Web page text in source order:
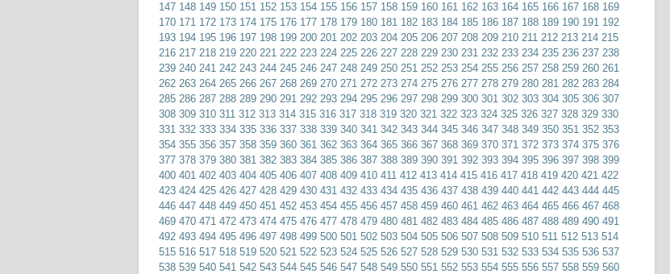
147 148 149 150 151 152 153 154 155 156 157 158 159 160 161 162 163 164 165 166 167 168 169
170 171 172 173 174 175 176 177 178 179 180 181 182 183 184 185 186 187 188 189 190 191 192
193 194 195 196 197 198 199 200 201 202 203 204 205 206 207 208 209 210 211 212 213 214 215
216 217 218 219 220 221 222 223 224 225 226 227 228 229 230 231 232 233 234 235 236 237 238
239 240 241 242 243 244 245 246 247 248 249 250 251 252 253 254 255 256 257 258 259 260 261
262 263 264 265 266 267 268 269 270 271 272 273 274 275 276 277 278 279 280 281 282 283 284
285 286 287 288 289 290 291 292 293 294 295 296 297 298 299 300 301 302 303 304 305 306 307
308 309 310 311 312 313 314 315 316 317 318 319 320 321 322 323 324 325 326 327 328 329 330
331 332 333 334 335 336 337 338 339 340 341 342 343 344 345 346 347 348 349 350 351 352 353
354 355 356 357 358 359 360 361 362 363 364 365 366 367 368 369 370 371 372 373 374 375 376
377 378 379 380 381 382 383 384 385 386 387 388 389 390 391 392 393 394 395 396 397 398 399
400 401 402 403 404 405 406 407 408 409 410 411 412 413 414 415 416 417 418 419 420 421 422
423 424 425 426 427 428 429 430 431 432 433 434 435 436 437 438 439 440 441 442 443 444 445
446 447 448 449 450 451 452 453 454 455 456 457 458 459 460 461 462 463 464 465 466 467 468
469 470 471 472 473 474 475 476 477 478 479 480 481 482 483 484 485 486 487 488 489 490 491
492 493 494 495 496 497 498 499 500 501 502 503 504 505 506 507 508 509 510 511 512 513 514
515 516 517 518 519 520 521 522 523 524 525 526 527 528 529 530 531 532 533 534 535 536 537
538 539 540 541 542 543 544 545 546 547 548 549 550 551 552 553 554 555 556 557 558 559 560